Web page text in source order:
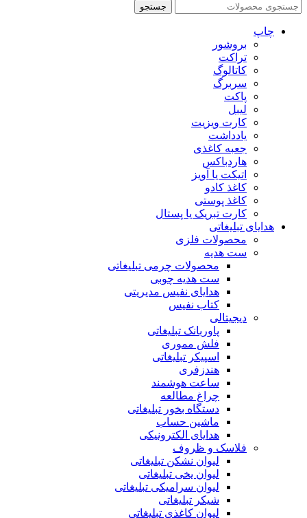
جستجو
چاپ
بروشور
تراکت
کاتالوگ
سربرگ
پاکت
لیبل
کارت ویزیت
یادداشت
جعبه کاغذی
هاردباکس
اتیکت یا آویز
کاغذ کادو
کاغذ پوستی
کارت تبریک یا پستال
هدایای تبلیغاتی
محصولات فلزی
ست هدیه
محصولات چرمی تبلیغاتی
ست هدیه چوبی
هدایای نفیس مدیریتی
کتاب نفیس
دیجیتالی
پاوربانک تبلیغاتی
فلش مموری
اسپیکر تبلیغاتی
هندزفری
ساعت هوشمند
چراغ مطالعه
دستگاه بخور تبلیغاتی
ماشین حساب
هدایای الکترونیکی
فلاسک و ظروف
لیوان نشکن تبلیغاتی
لیوان یخی تبلیغاتی
لیوان سرامیکی تبلیغاتی
شیکر تبلیغاتی
لیوان کاغذی تبلیغاتی